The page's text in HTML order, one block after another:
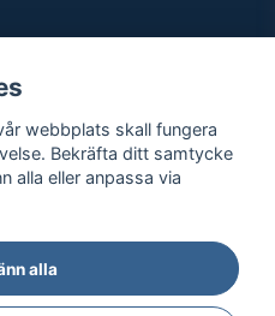
Köpvillkor
webbplats skall fungera
Bekräfta ditt samtycke
alla eller anpassa via
alla